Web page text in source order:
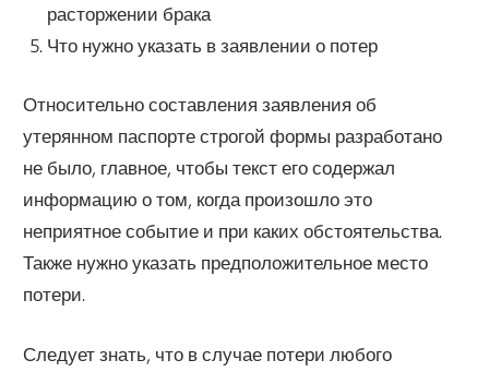
расторжении брака
Что нужно указать в заявлении о потер
Относительно составления заявления об
утерянном паспорте строгой формы разработано
не было, главное, чтобы текст его содержал
информацию о том, когда произошло это
неприятное событие и при каких обстоятельства.
Также нужно указать предположительное место
потери.
Следует знать, что в случае потери любого